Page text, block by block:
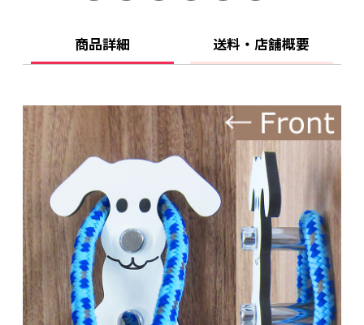
商品詳細 送料・店舗概要